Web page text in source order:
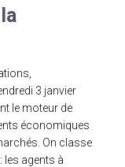
3 janvier
le moteur de
économiques
On classe
les agents à